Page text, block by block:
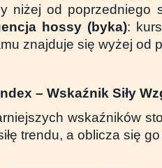
niżej od poprzedniego
hossy (byka):
znajduje się wyżej od
– Wskaźnik Siły
wskaźników
trendu, a oblicza się go